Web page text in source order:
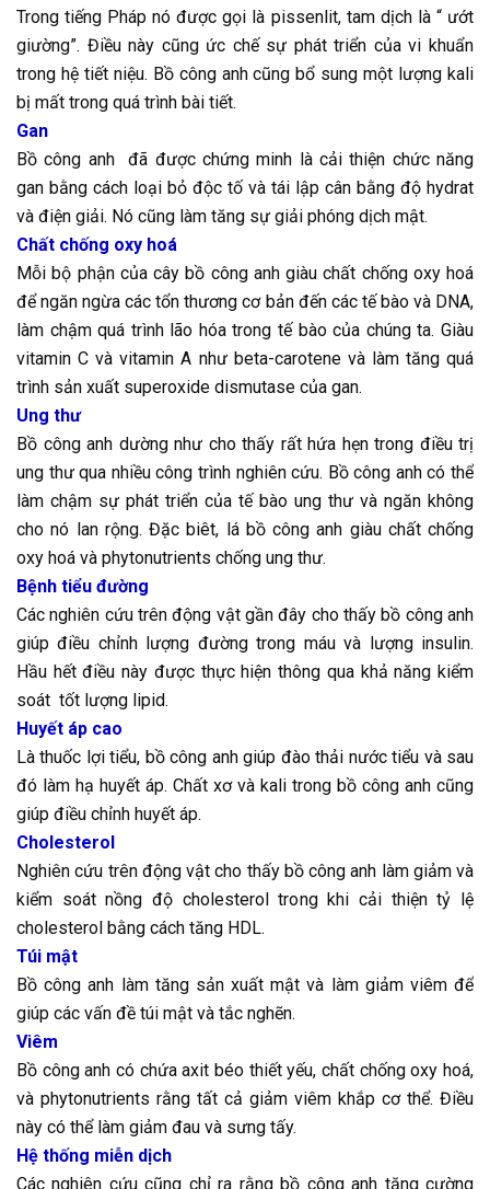
Trong tiếng Pháp nó được gọi là pissenlit, tam dịch là “ ướt
giường”. Điều này cũng ức chế sự phát triển của vi khuẩn
trong hệ tiết niệu. Bồ công anh cũng bổ sung một lượng kali
bị mất trong quá trình bài tiết.
Gan
Bồ công anh đã được chứng minh là cải thiện chức năng
gan bằng cách loại bỏ độc tố và tái lập cân bằng độ hydrat
và điện giải. Nó cũng làm tăng sự giải phóng dịch mật.
Chất chống oxy hoá
Mỗi bộ phận của cây bồ công anh giàu chất chống oxy hoá
để ngăn ngừa các tổn thương cơ bản đến các tế bào và DNA,
làm chậm quá trình lão hóa trong tế bào của chúng ta. Giàu
vitamin C và vitamin A như beta-carotene và làm tăng quá
trình sản xuất superoxide dismutase của gan.
Ung thư
Bồ công anh dường như cho thấy rất hứa hẹn trong điều trị
ung thư qua nhiều công trình nghiên cứu. Bồ công anh có thể
làm chậm sự phát triển của tế bào ung thư và ngăn không
cho nó lan rộng. Đặc biêt, lá bồ công anh giàu chất chống
oxy hoá và phytonutrients chống ung thư.
Bệnh tiểu đường
Các nghiên cứu trên động vật gần đây cho thấy bồ công anh
giúp điều chỉnh lượng đường trong máu và lượng insulin.
Hầu hết điều này được thực hiện thông qua khả năng kiểm
soát tốt lượng lipid.
Huyết áp cao
Là thuốc lợi tiểu, bồ công anh giúp đào thải nước tiểu và sau
đó làm hạ huyết áp. Chất xơ và kali trong bồ công anh cũng
giúp điều chỉnh huyết áp.
Cholesterol
Nghiên cứu trên động vật cho thấy bồ công anh làm giảm và
kiểm soát nồng độ cholesterol trong khi cải thiện tỷ lệ
cholesterol bằng cách tăng HDL.
Túi mật
Bồ công anh làm tăng sản xuất mật và làm giảm viêm để
giúp các vấn đề túi mật và tắc nghẽn.
Viêm
Bồ công anh có chứa axit béo thiết yếu, chất chống oxy hoá,
và phytonutrients rằng tất cả giảm viêm khắp cơ thể. Điều
này có thể làm giảm đau và sưng tấy.
Hệ thống miễn dịch
Các nghiên cứu cũng chỉ ra rằng bồ công anh tăng cường